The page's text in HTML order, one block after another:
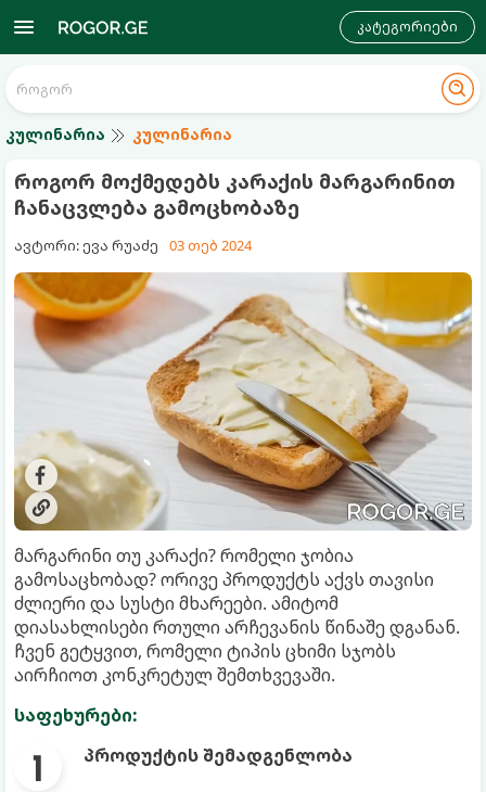
კატეგორიები
კულინარია კულინარია
როგორ მოქმედებს კარაქის მარგარინით
ჩანაცვლება გამოცხობაზე
ავტორი: ევა რუაძე 03 თებ 2024
მარგარინი თუ კარაქი? რომელი ჯობია
გამოსაცხობად? ორივე პროდუქტს აქვს თავისი
ძლიერი და სუსტი მხარეები. ამიტომ
დიასახლისები რთული არჩევანის წინაშე დგანან.
ჩვენ გეტყვით, რომელი ტიპის ცხიმი სჯობს
აირჩიოთ კონკრეტულ შემთხვევაში.
საფეხურები:
პროდუქტის შემადგენლობა